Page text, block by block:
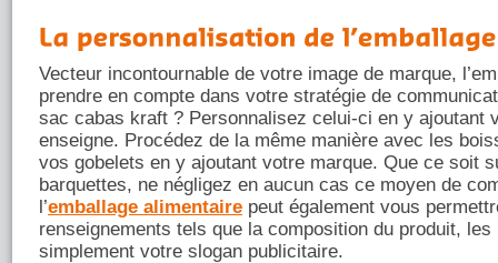
Vecteur incontournable de votre image de marque,
prendre en compte dans votre stratégie de
sac cabas kraft ? Personnalisez celui-ci en y ajoutant
enseigne. Procédez de la même manière avec les
vos gobelets en y ajoutant votre marque. Que ce soit
barquettes, ne négligez en aucun cas ce moyen de
l’emballage alimentaire peut également vous
renseignements tels que la composition du produit,
simplement votre slogan publicitaire.